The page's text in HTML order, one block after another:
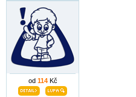
od 114Kč